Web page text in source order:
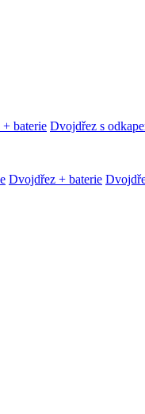
baterie Dvojdřez s
Dvojdřez + baterie